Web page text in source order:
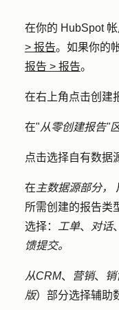
在你的 HubSpot
> 报告。如果你的
报告 > 报告。
在右上角点击创建
在"从零创建报告"
点击选择自有数据
在 主数据源部分，
所需创建的报告类
选择： 工单、 对话、
馈提交。
从CRM、 营销、 销
版）部分选择辅助